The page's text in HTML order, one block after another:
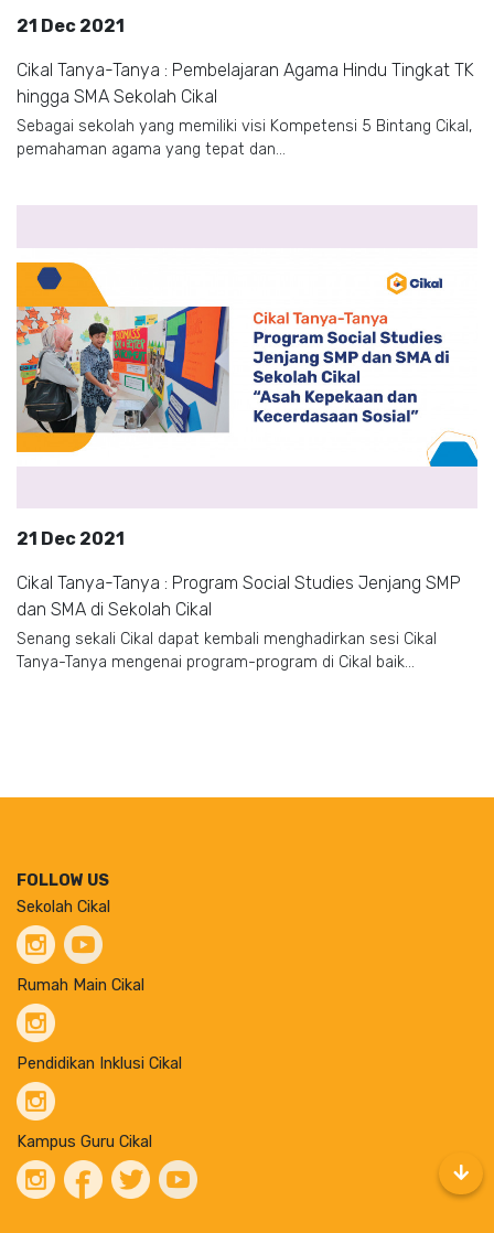
21 Dec 2021
Cikal Tanya-Tanya : Pembelajaran Agama Hindu Tingkat TK
hingga SMA Sekolah Cikal
Sebagai sekolah yang memiliki visi Kompetensi 5 Bintang Cikal,
pemahaman agama yang tepat dan...
21 Dec 2021
Cikal Tanya-Tanya : Program Social Studies Jenjang SMP
dan SMA di Sekolah Cikal
Senang sekali Cikal dapat kembali menghadirkan sesi Cikal
Tanya-Tanya mengenai program-program di Cikal baik...
FOLLOW US
Sekolah Cikal
Rumah Main Cikal
Pendidikan Inklusi Cikal
Kampus Guru Cikal